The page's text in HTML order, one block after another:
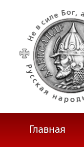
Главная